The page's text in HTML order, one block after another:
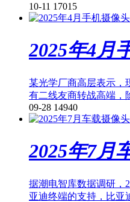
10-11 17015
2025年4月
某光学厂商高层表示，
有二线友商转战高端，
09-28 14940
2025年7月
据潮电智库数据调研，
亚迪终端的支持，比亚